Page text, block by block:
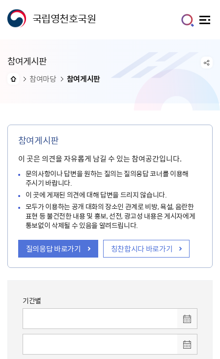
국립영천호국원
참여게시판
참여마당 참여게시판
참여게시판
이 곳은 의견을 자유롭게 남길 수 있는 참여공간입니다.
문의사항이나 답변을 원하는 질의는 질의응답 코너를 이용해
주시기 바랍니다.
이 곳에 게재된 의견에 대해 답변을 드리지 않습니다.
모두가 이용하는 공개 대화의 장소인 관계로 비방, 욕설, 음란한
표현 등 불건전한 내용 및 홍보, 선전, 광고성 내용은 게시자에게
통보없이 삭제될 수 있음을 알려드립니다.
질의응답 바로가기 칭찬합시다 바로가기
기간별